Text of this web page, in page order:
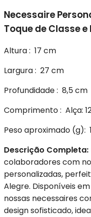
Necessaire
Toque de Classe
Altura: 17 cm
Largura: 27 cm
Profundidade: 8,5 cm
Comprimento: Alça:
Peso aproximado (g):
Descrição Completa:
colaboradores com
personalizadas,
Alegre. Disponíveis
nossas necessaires
design sofisticado,